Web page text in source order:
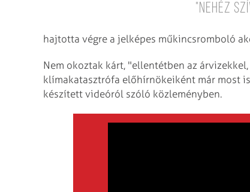
"nehéz
hajtotta végre a jelképes műkincsromboló
Nem okoztak kárt, "ellentétben az
klímakatasztrófa előhírnökeiként már most
készített videóról szóló közleményben.